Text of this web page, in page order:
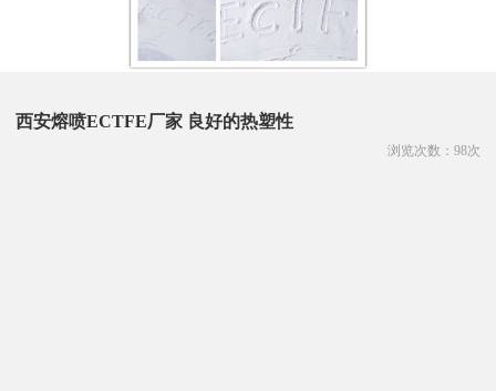
西安熔喷ECTFE厂家 良好的热塑性
浏览次数： 98次